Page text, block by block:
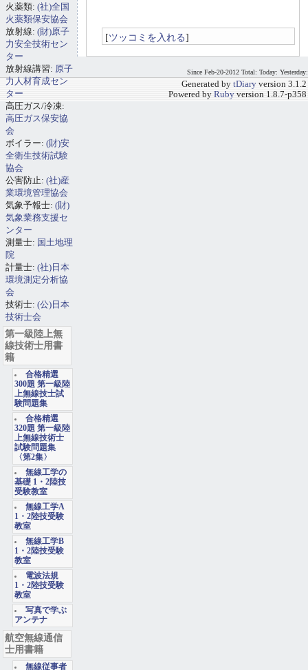
[ツッコミを入れる]
火薬類: (社)全国
火薬類保安協会
放射線: (財)原子
力安全技術セン
ター
放射線講習: 原子
力人材育成セン
ター
高圧ガス/冷凍:
高圧ガス保安協
会
ボイラー: (財)安
全衛生技術試験
協会
公害防止: (社)産
業環境管理協会
気象予報士: (財)
気象業務支援セ
ンター
測量士: 国土地理
院
計量士: (社)日本
環境測定分析協
会
技術士: (公)日本
技術士会
第一級陸上無
線技術士用書
籍
合格精選
300題 第一級陸
上無線技士試
験問題集
合格精選
320題 第一級陸
上無線技術士
試験問題集
〈第2集〉
無線工学の
基礎 1・2陸技
受験教室
無線工学A
1・2陸技受験
教室
無線工学B
1・2陸技受験
教室
電波法規
1・2陸技受験
教室
写真で学ぶ
アンテナ
航空無線通信
士用書籍
無線従事者
Since Feb-20-2012 Total: Today: Yesterday:
Generated by tDiary version 3.1.2
Powered by Ruby version 1.8.7-p358